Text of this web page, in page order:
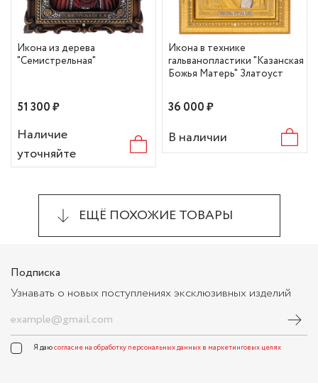
Икона из дерева
"Семистрельная"
51 300 ₽
Наличие
уточняйте
Икона в технике
гальванопластики "Казанская
Божья Матерь" Златоуст
36 000 ₽
В наличии
ЕЩЁ ПОХОЖИЕ ТОВАРЫ
Подписка
Узнавать о новых поступлениях эксклюзивных изделий
Я даюсогласие на обработку персональных данных в маркетинговых целях